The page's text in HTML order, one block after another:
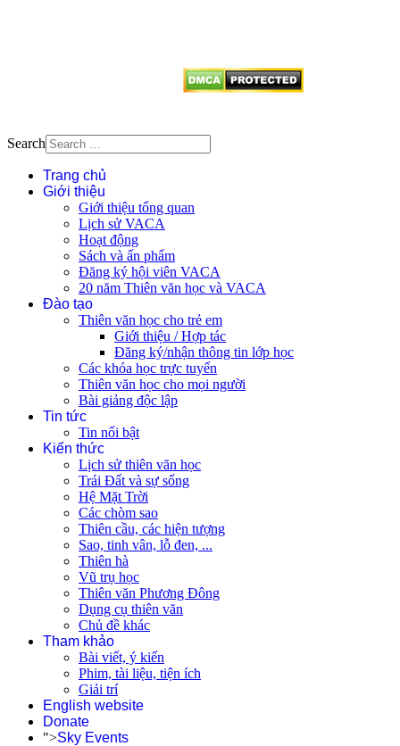
Search
Trang chủ
Giới thiệu
Giới thiệu tổng quan
Lịch sử VACA
Hoạt động
Sách và ấn phẩm
Đăng ký hội viên VACA
20 năm Thiên văn học và VACA
Đào tạo
Thiên văn học cho trẻ em
Giới thiệu / Hợp tác
Đăng ký/nhận thông tin lớp học
Các khóa học trực tuyến
Thiên văn học cho mọi người
Bài giảng độc lập
Tin tức
Tin nổi bật
Kiến thức
Lịch sử thiên văn học
Trái Đất và sự sống
Hệ Mặt Trời
Các chòm sao
Thiên cầu, các hiện tượng
Sao, tinh vân, lỗ đen, ...
Thiên hà
Vũ trụ học
Thiên văn Phương Đông
Dụng cụ thiên văn
Chủ đề khác
Tham khảo
Bài viết, ý kiến
Phim, tài liệu, tiện ích
Giải trí
English website
Donate
">Sky Events